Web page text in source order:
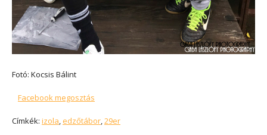
Fotó: Kocsis Bálint
Facebook megosztás
Címkék: izola, edzőtábor,29er